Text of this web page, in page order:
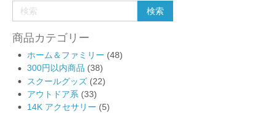
商品カテゴリー
ホーム＆ファミリー (48)
300円以内商品 (38)
スクールグッズ (22)
アウトドア系 (33)
14K アクセサリー (5)